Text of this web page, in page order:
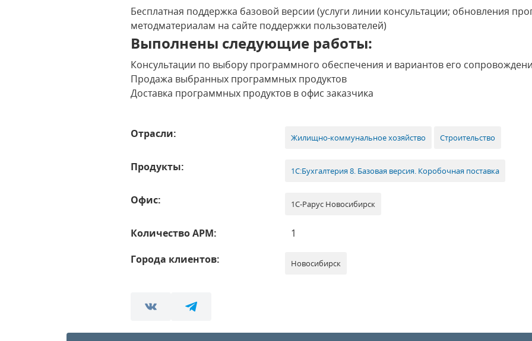
Бесплатная поддержка базовой версии (услуги линии консультации; обновления
методматериалам на сайте поддержки пользователей)
Выполнены следующие работы:
Консультации по выбору программного обеспечения и вариантов его
Продажа выбранных программных продуктов
Доставка программных продуктов в офис заказчика
Отрасли: Жилищно-коммунальное хозяйство Строительство
Продукты: 1С:Бухгалтерия 8. Базовая версия. Коробочная поставка
Офис: 1С-Рарус Новосибирск
Количество АРМ:
1
Города клиентов:
Новосибирск